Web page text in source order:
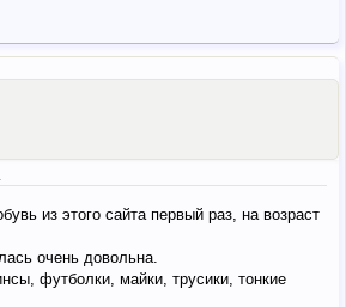
из этого сайта первый раз, на возраст
очень довольна.
футболки, майки, трусики, тонкие